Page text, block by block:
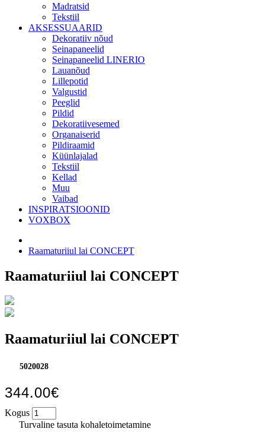
Madratsid
Tekstiil
AKSESSUAARID
Dekoratiiv nõud
Seinapaneelid
Seinapaneelid LINERIO
Lauanõud
Lillepotid
Valgustid
Peeglid
Pildid
Dekoratiivesemed
Organaiserid
Pildiraamid
Küünlajalad
Tekstiil
Kellad
Muu
Vaibad
INSPIRATSIOONID
VOXBOX
Raamaturiiul lai CONCEPT
Raamaturiiul lai CONCEPT
Raamaturiiul lai CONCEPT
5020028
344.00€
Kogus
Turvaline tasuta kohaletoimetamine